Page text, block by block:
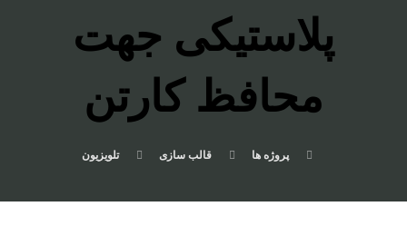
پلاستیکی جهت
محافظ کارتن
پروژه ها قالب سازی تلویزیون